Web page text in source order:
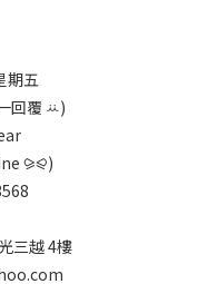
期五
回覆 ꕁ)
⪩⪨)
三越 4樓